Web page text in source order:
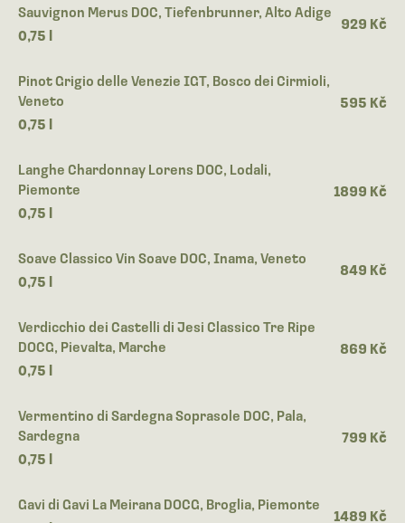
Sauvignon Merus DOC, Tiefenbrunner, Alto Adige
0,75 l
929 Kč
Pinot Grigio delle Venezie IGT, Bosco dei Cirmioli,
Veneto
0,75 l
595 Kč
Langhe Chardonnay Lorens DOC, Lodali,
Piemonte
0,75 l
1899 Kč
Soave Classico Vin Soave DOC, Inama, Veneto
0,75 l
849 Kč
Verdicchio dei Castelli di Jesi Classico Tre Ripe
DOCG, Pievalta, Marche
0,75 l
869 Kč
Vermentino di Sardegna Soprasole DOC, Pala,
Sardegna
0,75 l
799 Kč
Gavi di Gavi La Meirana DOCG, Broglia, Piemonte
1489 Kč